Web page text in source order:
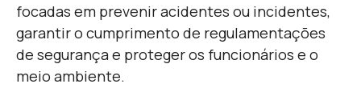
focadas em prevenir acidentes ou incidentes,
garantir o cumprimento de regulamentações
de segurança e proteger os funcionários e o
meio ambiente.